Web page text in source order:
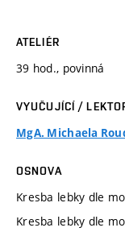
ATELIÉR
39 hod., povinná
VYUČUJÍCÍ /
MgA. Michaela
OSNOVA
Kresba lebky dle
Kresba lebky dle